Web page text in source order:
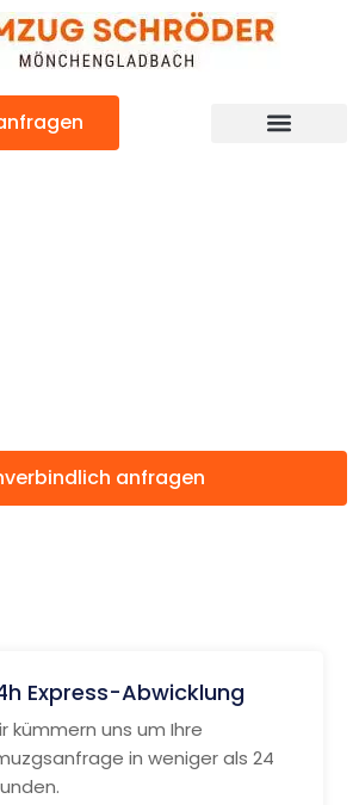
anfragen
Express-Abwicklung
kümmern uns um Ihre
in weniger als 24